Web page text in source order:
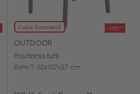
Code: Summer15 -15%**
OUTDOOR
Positionsstuhl
BxHxT: 63x107x57 cm